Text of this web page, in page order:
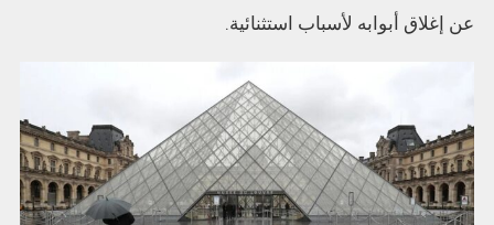
عن إغلاق أبوابه لأسباب استثنائية.